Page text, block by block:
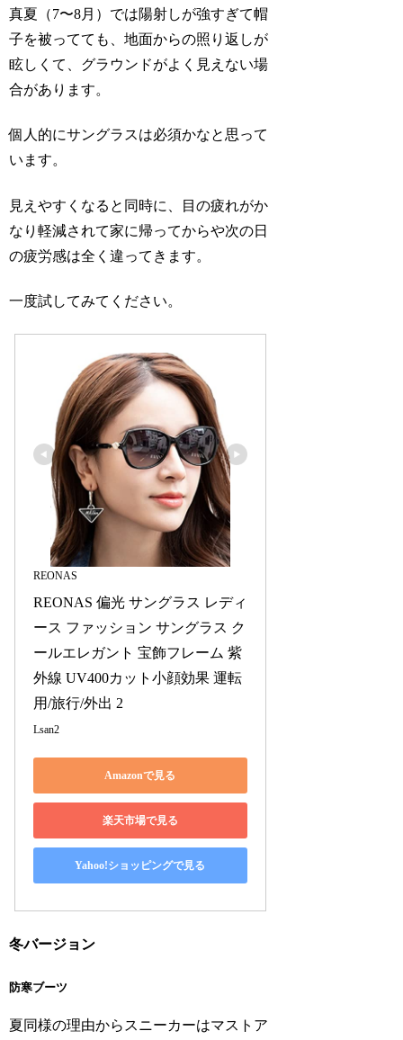
真夏（7〜8月）では陽射しが強すぎて帽
子を被ってても、地面からの照り返しが
眩しくて、グラウンドがよく見えない場
合があります。
個人的にサングラスは必須かなと思って
います。
見えやすくなると同時に、目の疲れがか
なり軽減されて家に帰ってからや次の日
の疲労感は全く違ってきます。
一度試してみてください。
REONAS
REONAS 偏光 サングラス レディ
ース ファッション サングラス ク
ールエレガント 宝飾フレーム 紫
外線 UV400カット小顔効果 運転
用/旅行/外出 2
Lsan2
Amazonで見る
楽天市場で見る
Yahoo!ショッピングで見る
冬バージョン
防寒ブーツ
夏同様の理由からスニーカーはマストア